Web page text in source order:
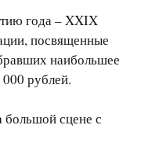
года – XXIX
посвященные
наибольшее
рублей.
большой сцене с